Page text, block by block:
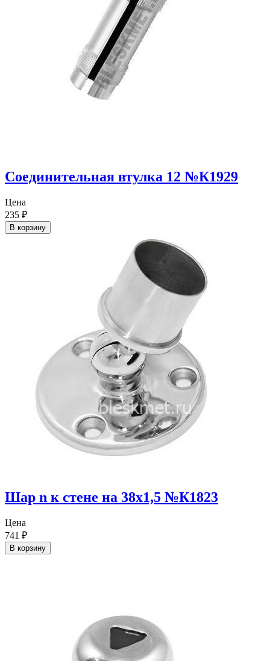
Соединительная втулка 12 №К1929
Цена
235 ₽
В корзину
Шар n к стене на 38х1,5 №К1823
Цена
741 ₽
В корзину